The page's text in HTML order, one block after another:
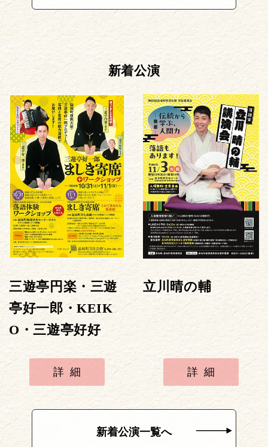
新着公演
三遊亭円楽・三遊
亭好一郎・KEIK
O・三遊亭好好
詳細
立川晴の輔
詳細
新着公演一覧へ